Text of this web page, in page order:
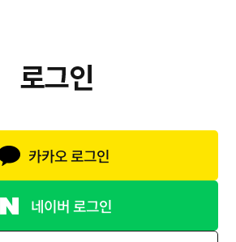
카카오 로그인
네이버 로그인